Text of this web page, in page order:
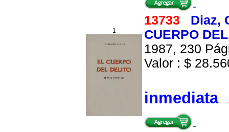
1
13733 Diaz,
CUERPO
1987, 230
Valor : $
inmediata